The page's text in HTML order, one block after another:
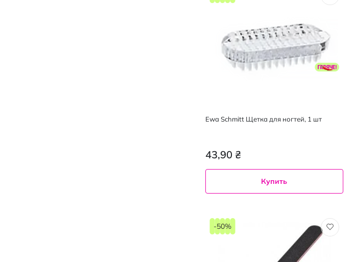
Ewa Schmitt Щетка для ногтей, 1 шт
43,90 ₴
Купить
-50%